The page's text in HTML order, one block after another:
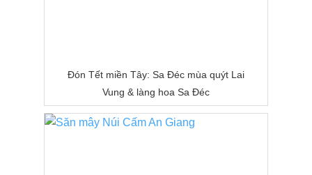
Đón Tết miền Tây: Sa Đéc mùa quýt Lai
Vung & làng hoa Sa Đéc